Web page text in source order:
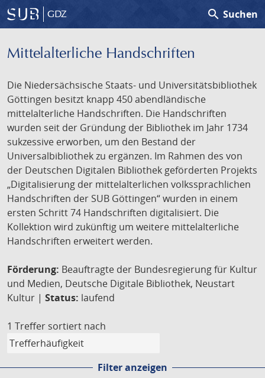
GDZ search Suchen
Mittelalterliche Handschriften
Die Niedersächsische Staats- und Universitätsbibliothek
Göttingen besitzt knapp 450 abendländische
mittelalterliche Handschriften. Die Handschriften
wurden seit der Gründung der Bibliothek im Jahr 1734
sukzessive erworben, um den Bestand der
Universalbibliothek zu ergänzen. Im Rahmen des von
der Deutschen Digitalen Bibliothek geförderten Projekts
„Digitalisierung der mittelalterlichen volkssprachlichen
Handschriften der SUB Göttingen“ wurden in einem
ersten Schritt 74 Handschriften digitalisiert. Die
Kollektion wird zukünftig um weitere mittelalterliche
Handschriften erweitert werden.
Förderung: Beauftragte der Bundesregierung für Kultur
und Medien, Deutsche Digitale Bibliothek, Neustart
Kultur | Status: laufend
1 Treffer sortiert nach
Filter anzeigen